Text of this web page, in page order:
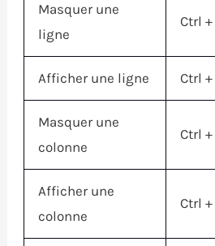
Masquer une
ligne
Ctrl +
Afficher une ligne Ctrl +
Masquer une
colonne
Ctrl +
Afficher une
colonne
Ctrl +